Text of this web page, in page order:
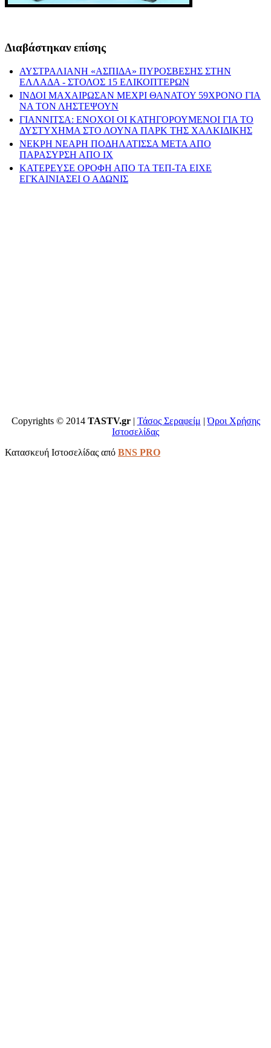
Διαβάστηκαν επίσης
ΑΥΣΤΡΑΛΙΑΝΗ «ΑΣΠΙΔΑ» ΠΥΡΟΣΒΕΣΗΣ ΣΤΗΝ
ΕΛΛΑΔΑ - ΣΤΟΛΟΣ 15 ΕΛΙΚΟΠΤΕΡΩΝ
ΙΝΔΟΙ ΜΑΧΑΙΡΩΣΑΝ ΜΕΧΡΙ ΘΑΝΑΤΟΥ 59ΧΡΟΝΟ ΓΙΑ
ΝΑ ΤΟΝ ΛΗΣΤΕΨΟΥΝ
ΓΙΑΝΝΙΤΣΑ: ΕΝΟΧΟΙ ΟΙ ΚΑΤΗΓΟΡΟΥΜΕΝΟΙ ΓΙΑ ΤΟ
ΔΥΣΤΥΧΗΜΑ ΣΤΟ ΛΟΥΝΑ ΠΑΡΚ ΤΗΣ ΧΑΛΚΙΔΙΚΗΣ
ΝΕΚΡΗ ΝΕΑΡΗ ΠΟΔΗΛΑΤΙΣΣΑ ΜΕΤΑ ΑΠΟ
ΠΑΡΑΣΥΡΣΗ ΑΠΟ ΙΧ
ΚΑΤΕΡΕΥΣΕ ΟΡΟΦΗ ΑΠΟ ΤΑ ΤΕΠ-ΤΑ ΕΙΧΕ
ΕΓΚΑΙΝΙΑΣΕΙ Ο ΑΔΩΝΙΣ
Copyrights © 2014 TASTV.gr| Τάσος Σεραφείμ |Όροι Χρήσης
Ιστοσελίδας
Κατασκευή Ιστοσελίδας από BNS PRO